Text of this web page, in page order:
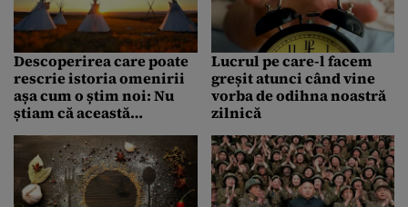
Descoperirea care poate
rescrie istoria omenirii
așa cum o știm noi: Nu
știam că această
Lucrul pe care-l facem
greșit atunci când vine
vorba de odihna noastră
zilnică